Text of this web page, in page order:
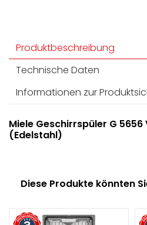
Produktbeschreibung
Technische Daten
Informationen zur
Miele Geschirrspüler G 5656
(Edelstahl)
Diese Produkte könnten